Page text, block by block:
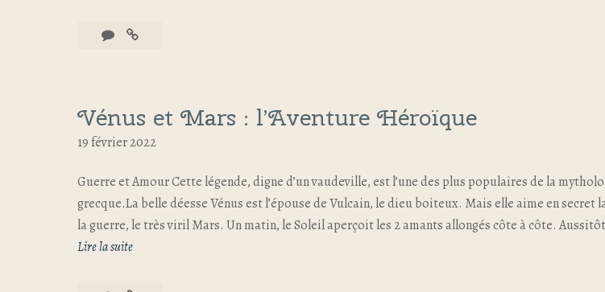
Vénus et Mars : l’Aventure Héroïque
19 février 2022
Guerre et Amour Cette légende, digne d’un vaudeville, est l’une des plus populaires de la
grecque.La belle déesse Vénus est l’épouse de Vulcain, le dieu boiteux. Mais elle aime en secret
la guerre, le très viril Mars. Un matin, le Soleil aperçoit les 2 amants allongés côte à côte.
Lire la suite